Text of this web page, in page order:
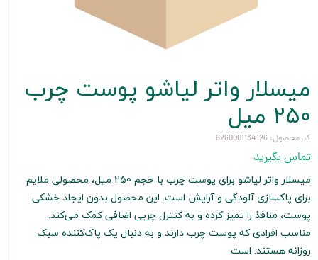
میسلار واتر لیاشو پوست چرب
250 میل
کد محصول: 6260001134126
تماس بگیرید
میسلار واتر لیاشو برای پوست چرب با حجم 250 میل، محصولی ملایم
برای پاکسازی آلودگی و آرایش است. این محصول بدون ایجاد خشکی
پوست، منافذ را تمیز کرده و به کنترل چربی اضافی کمک می‌کند.
مناسب افرادی که پوست چرب دارند و به دنبال یک پاک‌کننده سبک
روزانه هستند. است